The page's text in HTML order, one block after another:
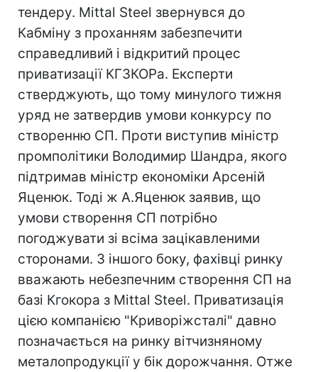
тендеру. Mittal Steel звернувся до
Кабміну з проханням забезпечити
справедливий і відкритий процес
приватизації КГЗКОРа. Експерти
стверджують, що тому минулого тижня
уряд не затвердив умови конкурсу по
створенню СП. Проти виступив міністр
промполітики Володимир Шандра, якого
підтримав міністр економіки Арсеній
Яценюк. Тоді ж А.Яценюк заявив, що
умови створення СП потрібно
погоджувати зі всіма зацікавленими
сторонами. З іншого боку, фахівці ринку
вважають небезпечним створення СП на
базі Кгокора з Mittal Steel. Приватизація
цією компанією "Криворіжсталі" давно
позначається на ринку вітчизняному
металопродукції у бік дорожчання. Отже